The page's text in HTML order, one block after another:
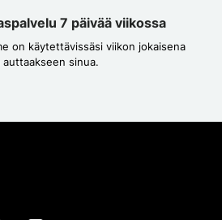
7 päivää viikossa
on käytettävissäsi viikon jokaisena
auttaakseen sinua.